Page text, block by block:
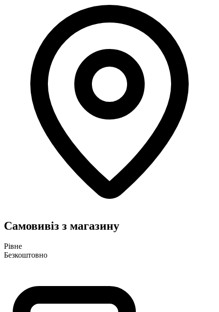
Самовивіз з магазину
Рівне
Безкоштовно